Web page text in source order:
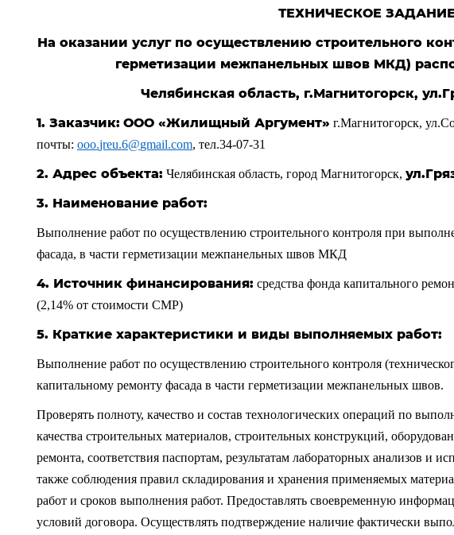
ТЕХНИЧЕСКОЕ
На оказании услуг по осуществлению строительного
герметизации межпанельных швов МКД)
Челябинская область, г.Магнитогорск,
1. Заказчик: ООО «Жилищный Аргумент» г.Магнитогорск,
почты: ooo.jreu.6@gmail.com, тел.34-07-31
2. Адрес объекта: Челябинская область, город Магнитогорск,
3. Наименование работ:
Выполнение работ по осуществлению строительного контроля при
фасада, в части герметизации межпанельных швов МКД
4. Источник финансирования: средства фонда капитального
(2,14% от стоимости СМР)
5. Краткие характеристики и виды выполняемых работ:
Выполнение работ по осуществлению строительного контроля
капитальному ремонту фасада в части герметизации межпанельных швов.
Проверять полноту, качество и состав технологических операций по
качества строительных материалов, строительных конструкций,
ремонта, соответствия паспортам, результатам лабораторных анализов и
также соблюдения правил складирования и хранения применяемых
работ и сроков выполнения работ. Предоставлять своевременную
условий договора. Осуществлять подтверждение наличие фактически